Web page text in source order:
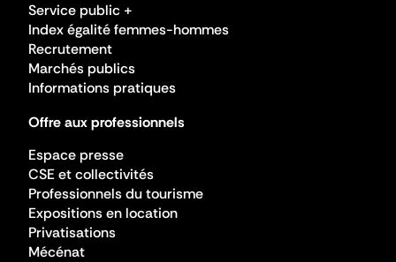
Service public +
Index égalité femmes-hommes
Recrutement
Marchés publics
Informations pratiques
Offre aux professionnels
Espace presse
CSE et collectivités
Professionnels du tourisme
Expositions en location
Privatisations
Mécénat